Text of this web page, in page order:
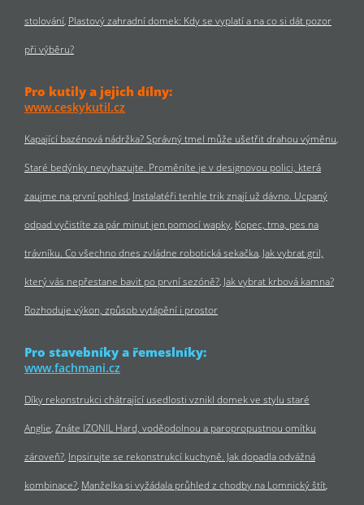
stolování Plastový zahradní domek: Kdy se vyplatí a na co si dát pozor
při výběru?
Pro kutily a jejich dílny:
www.ceskykutil.cz
Kapající bazénová nádržka? Správný tmel může ušetřit drahou výměnu
Staré bedýnky nevyhazujte. Proměníte je v designovou polici, která
zaujme na první pohled Instalatéři tenhle trik znají už dávno. Ucpaný
odpad vyčistíte za pár minut jen pomocí wapky Kopec, tma, pes na
trávníku. Co všechno dnes zvládne robotická sekačka Jak vybrat gril,
který vás nepřestane bavit po první sezóně? Jak vybrat krbová kamna?
Rozhoduje výkon, způsob vytápění i prostor
Pro stavebníky a řemeslníky:
www.fachmani.cz
Díky rekonstrukci chátrající usedlosti vznikl domek ve stylu staré
Anglie Znáte IZONIL Hard, voděodolnou a paropropustnou omítku
zároveň? Inpsirujte se rekonstrukcí kuchyně. Jak dopadla odvážná
kombinace? Manželka si vyžádala průhled z chodby na Lomnický štít